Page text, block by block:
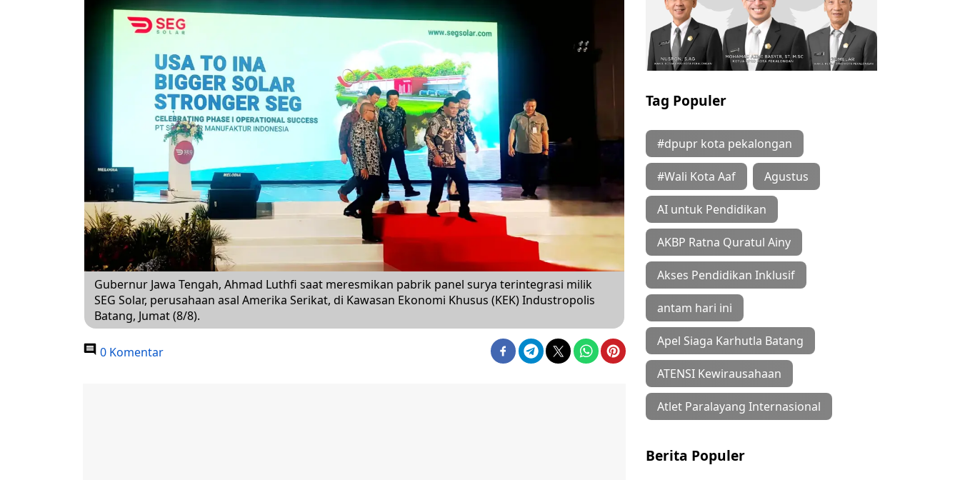
Gubernur Jawa Tengah, Ahmad Luthfi saat meresmikan pabrik panel surya terintegrasi milik
SEG Solar, perusahaan asal Amerika Serikat, di Kawasan Ekonomi Khusus (KEK) Industropolis
Batang, Jumat (8/8).
0 Komentar
Tag Populer
#dpupr kota pekalongan
#Wali Kota Aaf Agustus
AI untuk Pendidikan
AKBP Ratna Quratul Ainy
Akses Pendidikan Inklusif
antam hari ini
Apel Siaga Karhutla Batang
ATENSI Kewirausahaan
Atlet Paralayang Internasional
Berita Populer